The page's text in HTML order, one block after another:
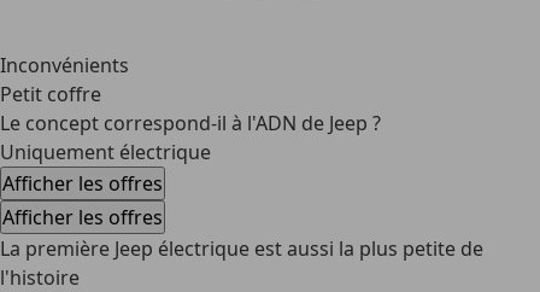
Inconvénients
Petit coffre
Le concept correspond-il à l'ADN de Jeep ?
Uniquement électrique
Afficher les offres
Afficher les offres
La première Jeep électrique est aussi la plus petite de
l'histoire